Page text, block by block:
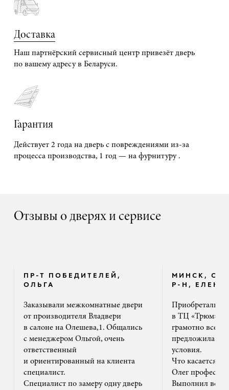
Доставка
Наш партнёрский сервисный центр привезёт дверь
по вашему адресу в Беларуси.
Гарантия
Действует 2 года на дверь с повреждениями из-за
процесса производства, 1 год — на фурнитуру .
Отзывы о дверях и сервисе
ПР-Т ПОБЕДИТЕЛЕЙ,
ОЛЬГА
Заказывали межкомнатные двери
от производителя Владвери
в салоне на Олешева,1. Общались
с менеджером Ольгой, очень
ответственный
и ориентированный на клиента
специалист.
Специалист по замеру одну дверь
МИНСК,
Р-Н, ЕЛЕНА
Приобретали
в ТЦ «Трюм».
грамотно все
предложила
условия.
Что касается
Олег
Выполнил все